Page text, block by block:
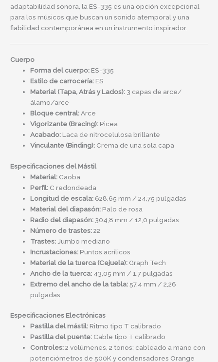
adaptabilidad sonora, la ES-335 es una opción excepcional
para los músicos que buscan un sonido atemporal y una
fiabilidad contemporánea en un instrumento inspirador.
Cuerpo
Forma del cuerpo:ES-335
Estilo de carrocería:ES
Material (Tapa, Atrás y Lados): 3 capas de arce/
álamo/arce
Bloque central:Arce
Vigorizante (Bracing):Picea
Acabado:Laca de nitrocelulosa brillante
Vinculante (Binding): Crema de una sola capa
Especificaciones del Mástil
Material: Caoba
Perfil: C redondeada
Longitud de escala: 628,65 mm / 24,75 pulgadas
Material del diapasón:Palo de rosa
Radio del diapasón: 304,8 mm / 12,0 pulgadas
Número de trastes:22
Trastes: Jumbo mediano
Incrustaciones:Puntos acrílicos
Material de la tuerca (Cejuela): Graph Tech
Ancho de la tuerca: 43,05 mm / 1,7 pulgadas
Extremo del ancho de la tabla: 57,4 mm / 2,26
pulgadas
Especificaciones Electrónicas
Pastilla del mástil:Ritmo tipo T calibrado
Pastilla del puente: Cable tipo T calibrado
Controles:2 volúmenes, 2 tonos; cableado a mano con
potenciómetros de 500K y condensadores Orange